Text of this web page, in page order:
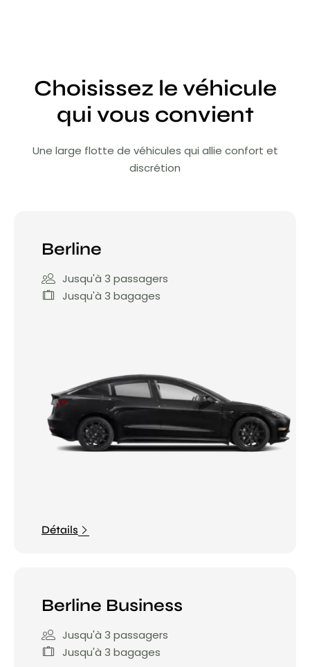
Choisissez le véhicule
qui vous convient
Une large flotte de véhicules qui allie confort et
discrétion
Berline
Jusqu'à 3 passagers
Jusqu'à 3 bagages
Détails
Berline Business
Jusqu'à 3 passagers
Jusqu'à 3 bagages